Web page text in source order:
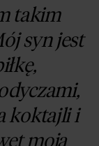
takim
syn jest
koktajli i
moja